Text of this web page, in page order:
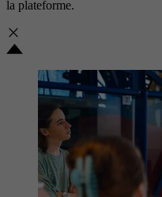
la plateforme.